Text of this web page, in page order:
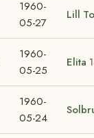
1960-
05-27
Lill
1960-
05-25
Elita
1960-
05-24